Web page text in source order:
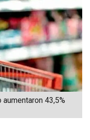
43,5%